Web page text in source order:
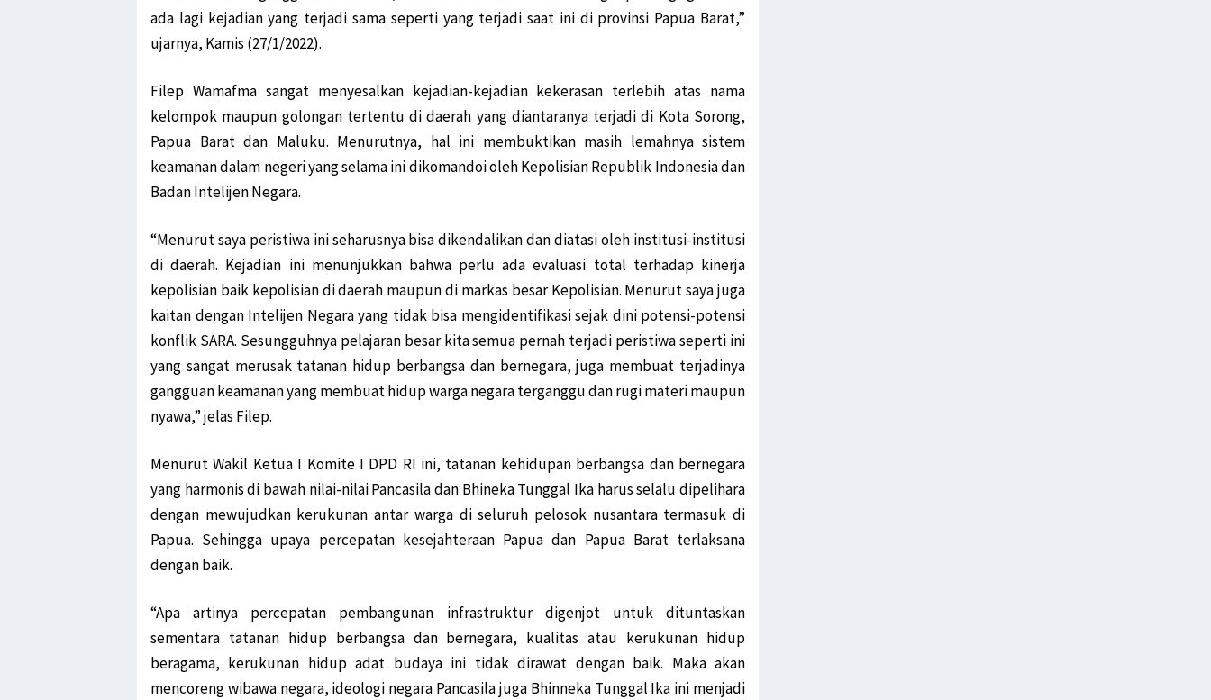
ada lagi kejadian yang terjadi sama seperti yang terjadi saat ini di provinsi Papua Barat,”
ujarnya, Kamis (27/1/2022).
Filep Wamafma sangat menyesalkan kejadian-kejadian kekerasan terlebih atas nama
kelompok maupun golongan tertentu di daerah yang diantaranya terjadi di Kota Sorong,
Papua Barat dan Maluku. Menurutnya, hal ini membuktikan masih lemahnya sistem
keamanan dalam negeri yang selama ini dikomandoi oleh Kepolisian Republik Indonesia dan
Badan Intelijen Negara.
“Menurut saya peristiwa ini seharusnya bisa dikendalikan dan diatasi oleh institusi-institusi
di daerah. Kejadian ini menunjukkan bahwa perlu ada evaluasi total terhadap kinerja
kepolisian baik kepolisian di daerah maupun di markas besar Kepolisian. Menurut saya juga
kaitan dengan Intelijen Negara yang tidak bisa mengidentifikasi sejak dini potensi-potensi
konflik SARA. Sesungguhnya pelajaran besar kita semua pernah terjadi peristiwa seperti ini
yang sangat merusak tatanan hidup berbangsa dan bernegara, juga membuat terjadinya
gangguan keamanan yang membuat hidup warga negara terganggu dan rugi materi maupun
nyawa,” jelas Filep.
Menurut Wakil Ketua I Komite I DPD RI ini, tatanan kehidupan berbangsa dan bernegara
yang harmonis di bawah nilai-nilai Pancasila dan Bhineka Tunggal Ika harus selalu dipelihara
dengan mewujudkan kerukunan antar warga di seluruh pelosok nusantara termasuk di
Papua. Sehingga upaya percepatan kesejahteraan Papua dan Papua Barat terlaksana
dengan baik.
“Apa artinya percepatan pembangunan infrastruktur digenjot untuk dituntaskan
sementara tatanan hidup berbangsa dan bernegara, kualitas atau kerukunan hidup
beragama, kerukunan hidup adat budaya ini tidak dirawat dengan baik. Maka akan
mencoreng wibawa negara, ideologi negara Pancasila juga Bhinneka Tunggal Ika ini menjadi